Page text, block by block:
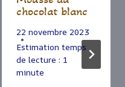
chocolat blanc
22 novembre 2023
Estimation temps
de lecture : 1
minute